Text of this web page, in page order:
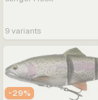
9 variants
-29%